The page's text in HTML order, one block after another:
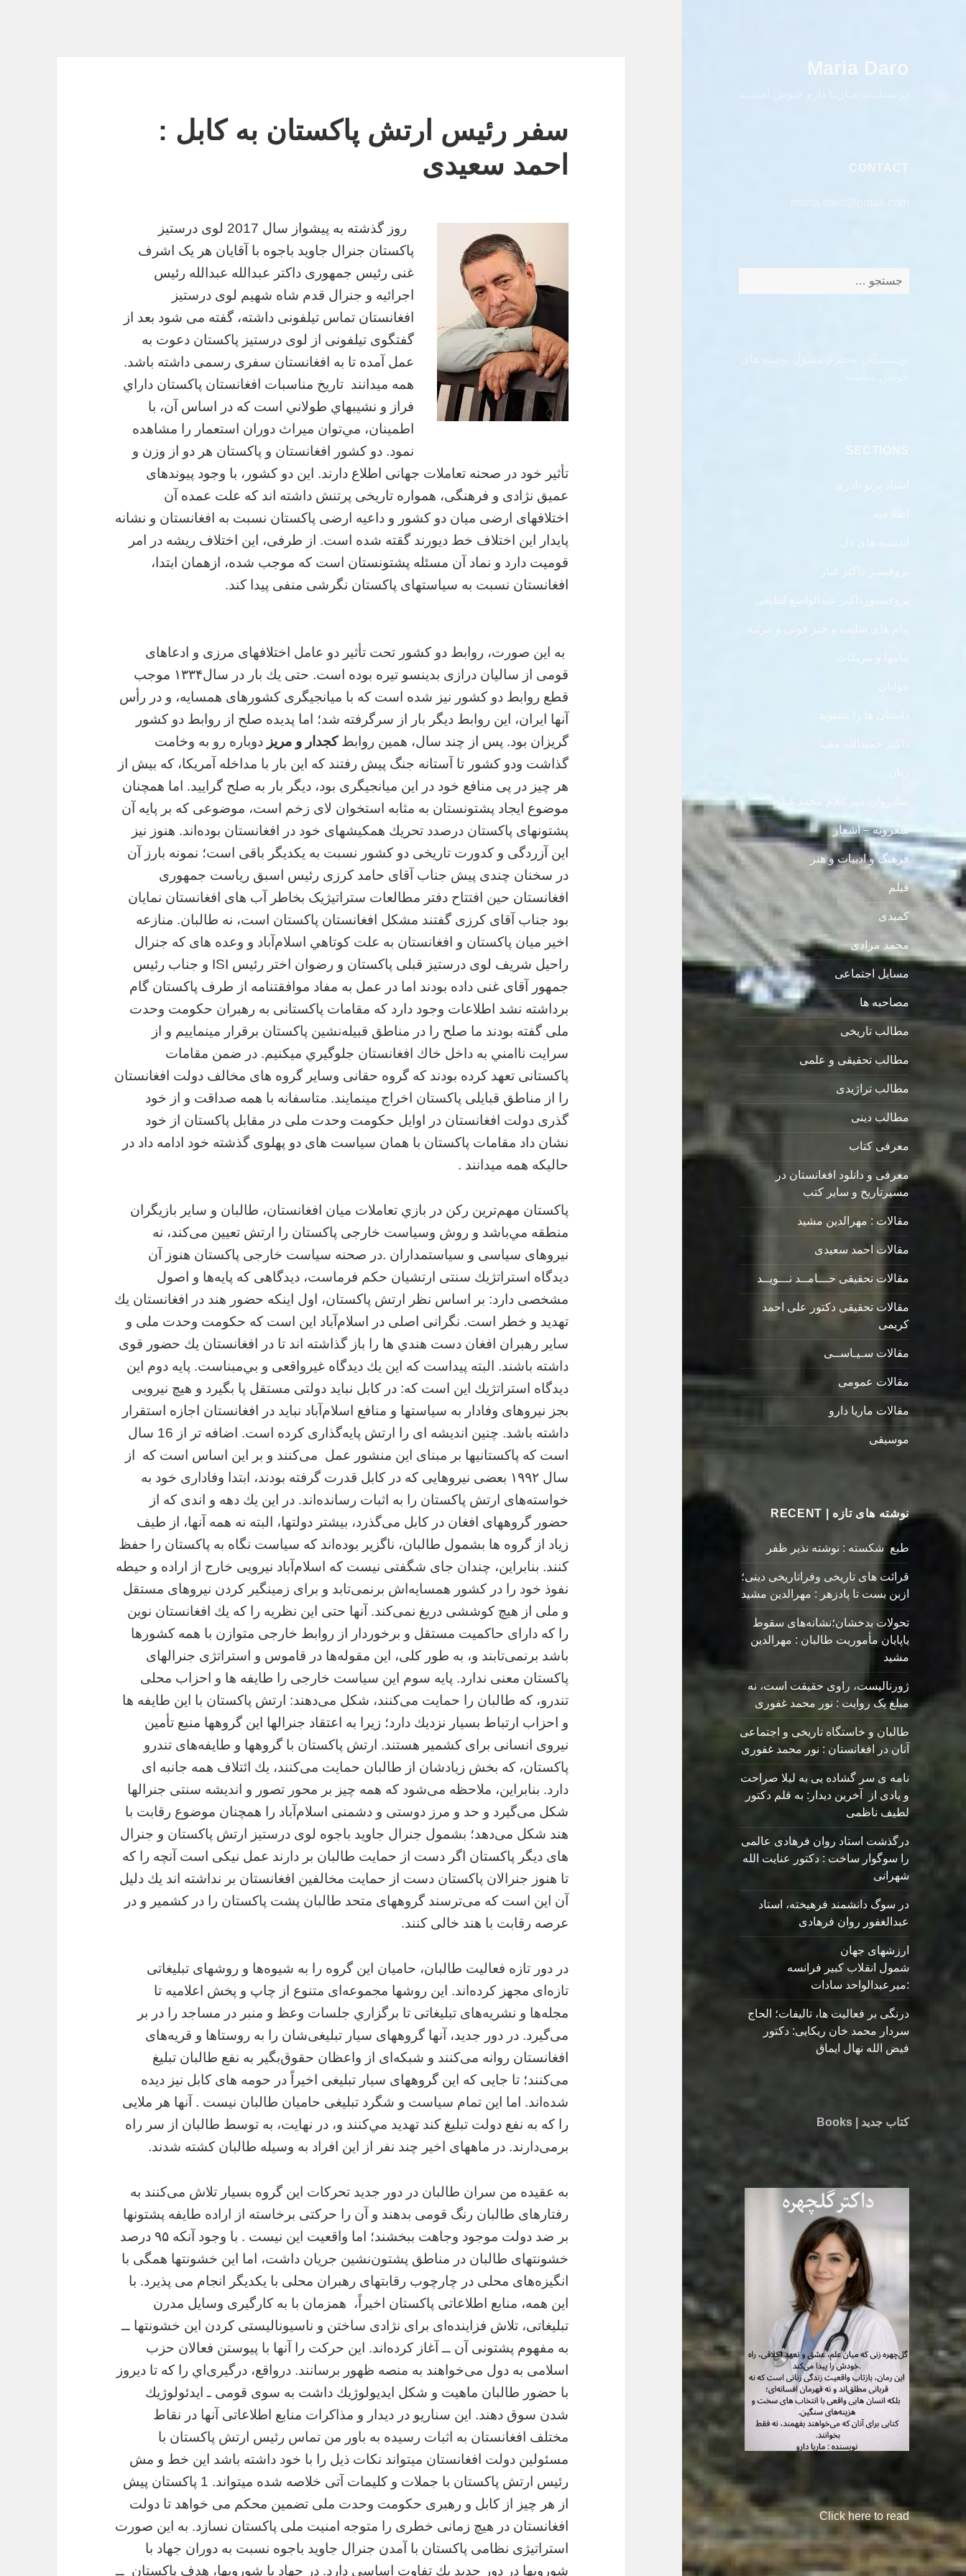
Maria Daro
در سـایـت مـاریـا دارو خـوش آمـدیـد
CONTACT
برای:
نویسندگان محترم مسؤل نوشته های
SECTIONS
استاد پرتو نادری
اطلاعیه
اندیشه های دل
پروفیسر داکتر غبار
پروفیسورداکتر عبدالواسع لطیفی
پیام های سلیت و خبر فوتی و مرثیه
پیامها و تبریکات
جوانان
داستان ها را بشنوید
داکتر حمیدالله مفید
زنان
شادروان میر غلام محمد غبار
شعرونه – اشعار
فرهنگ و ادبیات و هنر
فیلم
کمیدی
محمد مرادی
مسایل اجتماعی
مصاحبه ها
مطالب تاریخی
مطالب تحقیقی و علمی
مطالب تراژیدی
مطالب دینی
معرفی کتاب
معرفی و دانلود افغانستان در
مسیرتاریخ و سایر کتب
مقالات : مهرالدین مشید
مقالات احمد سعیدی
مقالات تحقیقی حـــامــد نـــویــد
مقالات تحقیقی دکتور علی احمد
کریمی
مقالات سـیـاســی
مقالات عمومی
مقالات ماریا دارو
موسیقی
نوشته های تازه | RECENT
طبع شکسته : نوشته نذیر ظفر
قرائت های تاریخی وفراتاریخی دینی؛
ازبن بست تا پادزهر : مهرالدین مشید
تحولات بدخشان؛نشانه‌های سقوط
یاپایان مأموریت طالبان : مهرالدین
مشید
ژورنالیست، راوی حقیقت است، نه
مبلغ یک روایت : نور محمد غفوری
طالبان و خاستگاه تاریخی و اجتماعی
آنان در افغانستان : نور محمد غفوری
نامه ی سر گشاده يی به ليلا صراحت
و یادی از آخرین دیدار: به قلم دکتور
لطیف ناظمی
درگذشت استاد روان فرهادی عالمی
را سوگوار ساخت : دکتور عنایت الله
شهرانی
در سوگ دانشمند فرهیخته، استاد
عبدالغفور روان فرهادی
ارزشهای جهان
شمول انقلاب کبیر فرانسه
:میرعبدالواحد سادات
درنگی بر فعالیت ها، تالیفات؛ الحاج
سردار محمد خان ریکایی: دکتور
فیض الله نهال ایماق
کتاب جدید | Books
Click here to read
سفر رئیس ارتش پاکستان به کابل :
احمد سعیدی
روز گذشته به پیشواز سال 2017 لوی درستیز
پاکستان جنرال جاوید باجوه با آقایان هر یک اشرف
غنی رئیس جمهوری داکتر عبدالله عبدالله رئیس
اجرائیه و جنرال قدم شاه شهیم لوی درستیز
افغانستان تماس تیلفونی داشته، گفته می شود بعد از
گفتگوی تیلفونی از لوی درستیز پاکستان دعوت به
عمل آمده تا به افغانستان سفری رسمی داشته باشد.
همه میدانند تاريخ مناسبات افغانستان پاكستان داراي
فراز و نشيبهاي طولاني است كه در اساس آن، با
اطمينان، مي‌توان ميراث دوران استعمار را مشاهده
نمود. دو كشور افغانستان و پاكستان هر دو از وزن و
تأثير خود در صحنه تعاملات جهانى اطلاع دارند. اين دو كشور، با وجود پيوندهاى
عميق نژادى و فرهنگى، همواره تاريخى پرتنش داشته اند كه علت عمده آن
اختلافهاى ارضى ميان دو كشور و داعيه ارضى پاكستان نسبت به افغانستان و نشانه
پايدار اين اختلاف خط ديورند گقته شده است. از طرفى، اين اختلاف ريشه در امر
قوميت دارد و نماد آن مسئله پشتونستان است كه موجب شده، ازهمان ابتدا،
افغانستان نسبت به سياستهاى پاكستان نگرشى منفى پيدا كند.
به اين صورت، روابط دو كشور تحت تأثير دو عامل اختلافهاى مرزى و ادعاهاى
قومى از سالیان درازی بدینسو تيره بوده است. حتى يك بار در سال۱۳۳۴ موجب
قطع روابط دو كشور نیز شده است كه با ميانجيگرى كشورهاى همسايه، و در رأس
آنها ايران، اين روابط ديگر بار از سرگرفته شد؛ اما پديده صلح از روابط دو كشور
گريزان بود. پس از چند سال، همين روابطكجدار و مريز دوباره رو به وخامت
گذاشت ودو كشور تا آستانه جنگ پيش رفتند كه اين بار با مداخله آمريكا، كه بيش از
هر چيز در پى منافع خود در اين ميانجيگرى بود، ديگر بار به صلح گراييد. اما همچنان
موضوع ايجاد پشتونستان به مثابه استخوان لاى زخم است، موضوعى كه بر پايه آن
پشتونهاى پاكستان درصدد تحريك همكيشهاى خود در افغانستان بوده‌اند. هنوز نيز
اين آزردگى و كدورت تاريخى دو كشور نسبت به يكديگر باقى است؛ نمونه بارز آن
در سخنان چندى پيش جناب آقای حامد کرزی رئیس اسبق ریاست جمهوری
افغانستان حین افتتاح دفتر مطالعات ستراتیژیک بخاطر آب های افغانستان نمايان
بود جناب آقای کرزی گفتند مشكل افغانستان پاكستان است، نه طالبان. منازعه
اخير ميان پاكستان و افغانستان به علت كوتاهي اسلام‌آباد و وعده های که جنرال
راحیل شریف لوی درستیز قبلی پاکستان و رضوان اختر رئیس ISI و جناب رئیس
جمهور آقای غنی داده بودند اما در عمل به مفاد موافقتنامه‌ از طرف پاکستان گام
برداشته نشد اطلاعات وجود دارد که مقامات پاکستانی به رهبران حکومت وحدت
ملی گفته بودند ما صلح را در مناطق قبيله‌نشين پاكستان برقرار مینماییم و از
سرايت ناامني به داخل خاك افغانستان جلوگيري میکنیم. در ضمن مقامات
پاکستانی تعهد کرده بودند که گروه حقانی وسایر گروه های مخالف دولت افغانستان
را از مناطق قبایلی پاکستان اخراج مینمایند. متاسفانه با همه صداقت و از خود
گذری دولت افغانستان در اوایل حکومت وحدت ملی در مقابل پاکستان از خود
نشان داد مقامات پاکستان با همان سیاست های دو پهلوی گذشته خود ادامه داد در
حالیکه همه میدانند .
پاكستان مهم‌ترين ركن در بازي تعاملات ميان افغانستان، طالبان و ساير بازيگران
منطقه مي‌باشد و روش وسياست خارجى پاكستان را ارتش تعيين مى‌كند، نه
نيروهاى سياسى و سياستمداران .در صحنه سياست خارجى پاكستان هنوز آن
ديدگاه استراتژيك سنتى ارتشيان حكم فرماست، ديدگاهى كه پايه‌ها و اصول
مشخصى دارد: بر اساس نظر ارتش پاكستان، اول اينكه حضور هند در افغانستان يك
تهديد و خطر است. نگرانى اصلى در اسلام‌آباد اين است كه حکومت وحدت ملی و
ساير رهبران افغان دست هندي ها را باز گذاشته اند تا در افغانستان يك حضور قوى
داشته باشند. البته پيداست كه اين يك ديدگاه غيرواقعى و بي‌مبناست. پايه دوم اين
ديدگاه استراتژيك اين است كه: در كابل نبايد دولتى مستقل پا بگيرد و هيچ نيرويى
بجز نيروهاى وفادار به سياستها و منافع اسلام‌آباد نبايد در افغانستان اجازه استقرار
داشته باشد. چنين انديشه اى را ارتش پايه‌گذارى كرده است. اضافه تر از 16 سال
است كه پاكستانيها بر مبناى اين منشور عمل مى‌كنند و بر اين اساس است كه
از
سال ۱۹۹۲ بعضی نيروهايى كه در كابل قدرت گرفته‌ بودند، ابتدا وفادارى خود به
خواسته‌هاى ارتش پاكستان را به اثبات رسانده‌اند. در اين يك دهه و اندى كه از
حضور گروههاى افغان در كابل مى‌گذرد، بيشتر دولتها، البته نه همه آنها، از طيف
زياد از گروه ها بشمول طالبان، ناگزير بوده‌اند كه سياست نگاه به پاكستان را حفظ
كنند. بنابراين، چندان جاى شگفتى نيست كه اسلام‌آباد نيرويى خارج از اراده و حيطه
نفوذ خود را در كشور همسايه‌اش برنمى‌تابد و براى زمينگير كردن نيروهاى مستقل
و ملى از هيچ كوششى دريغ نمى‌كند. آنها حتى اين نظريه را كه يك افغانستان نوين
را كه داراى حاكميت مستقل و برخوردار از روابط خارجى متوازن با همه كشورها
باشد برنمى‌تابند و، به طور كلى، اين مقوله‌ها در قاموس و استراتژى جنرالهاى
پاكستان معنى ندارد. پايه سوم اين سياست خارجى را طايفه ها و احزاب محلى
تندرو، كه طالبان را حمايت مى‌كنند، شكل مى‌دهند: ارتش پاكستان با اين طايفه ها
و احزاب ارتباط بسيار نزديك دارد؛ زيرا به اعتقاد جنرالها اين گروهها منبع تأمين
نيروى انسانى براى كشمير هستند. ارتش پاكستان با گروهها و طايفه‌هاى تندرو
پاكستان، كه بخش زيادشان از طالبان حمايت مى‌كنند، يك ائتلاف همه جانبه ای
دارد. بنابراين، ملاحظه مى‌شود كه همه چيز بر محور تصور و انديشه سنتى جنرالها
شكل مى‌گيرد و حد و مرز دوستى و دشمنى اسلام‌آباد را همچنان موضوع رقابت با
هند شكل مى‌دهد؛ بشمول جنرال جاوید باجوه لوی درستیز ارتش پاکستان و جنرال
های دیگر پاکستان اگر دست از حمايت طالبان بر دارند عمل نیکی است آنچه را که
تا هنوز جنرالان پاکستان دست از حمایت مخالفین افغانستان بر نداشته اند يك دليل
آن اين است كه مى‌ترسند گروههاى متحد طالبان پشت پاكستان را در كشمير و در
عرصه رقابت با هند خالى كنند.
در دور تازه فعاليت طالبان، حاميان اين گروه را به شيوه‌ها و روشهاى تبليغاتى
تازه‌اى مجهز كرده‌اند. اين روشها مجموعه‌اى متنوع از چاپ و پخش اعلاميه تا
مجله‌ها و نشريه‌هاى تبليغاتى تا برگزاري جلسات وعظ و منبر در مساجد را در بر
مى‌گيرد. در دور جديد، آنها گروههاى سيار تبليغى‌شان را به روستاها و قريه‌هاى
افغانستان روانه مى‌كنند و شبكه‌اى از واعظان حقوق‌بگير به نفع طالبان تبليغ
مى‌كنند؛ تا جايى كه اين گروههاى سيار تبليغى اخيراً در حومه هاى كابل نيز ديده
شده‌اند. اما اين تمام سياست و شگرد تبليغى حاميان طالبان نيست . آنها هر ملايى
را كه به نفع دولت تبليغ كند تهديد مي‌كنند و، در نهايت، به توسط طالبان از سر راه
برمى‌دارند. در ماههاى اخير چند نفر از اين افراد به وسيله طالبان كشته شدند.
به عقيده من سران طالبان در دور جديد تحركات اين گروه بسيار تلاش مى‌كنند به
رفتارهاى طالبان رنگ قومى بدهند و آن را حركتى برخاسته از اراده طايفه پشتونها
بر ضد دولت موجود وجاهت ببخشند؛ اما واقعيت اين نيست . با وجود آنكه ۹۵ درصد
خشونتهاى طالبان در مناطق پشتون‌نشين جريان داشت، اما اين خشونتها همگى با
انگيزه‌هاى محلى در چارچوب رقابتهاى رهبران محلى با يكديگر انجام مى پذيرد. با
اين همه، منابع اطلاعاتى پاكستان اخيراً،
همزمان با به كارگيرى وسايل مدرن
تبليغاتى، تلاش فزاينده‌اى براى نژادى ساختن و ناسيوناليستى كردن اين خشونتها ــ
به مفهوم پشتونى آن ــ آغاز كرده‌اند. اين حركت را آنها با پيوستن فعالان حزب
اسلامى به دول مى‌خواهند به منصه ظهور برسانند. درواقع، درگيرى‌اي را كه تا ديروز
با حضور طالبان ماهيت و شكل ايديولوژيك داشت به سوى قومى ـ ايدئولوژيك
شدن سوق دهند. اين سناريو در ديدار و مذاكرات منابع اطلاعاتى آنها در نقاط
مختلف افغانستان به اثبات رسیده به باور من تماس رئیس ارتش پاکستان با
مسئولین دولت افغانستان میتواند نکات ذیل را با خود داشته باشد این خط و مش
رئیس ارتش پاکستان با جملات و کلیمات آتی خلاصه شده میتواند. 1 پاكستان پيش
از هر چيز از كابل و رهبری حکومت وحدت ملی تضمين محكم مى خواهد تا دولت
افغانستان در هيچ زمانى خطرى را متوجه امنيت ملى پاكستان نسازد. به اين صورت
استراتیژى نظامى پاكستان با آمدن جنرال جاوید باجوه نسبت به دوران جهاد با
شورويها در دور جديد يك تفاوت اساسى دارد. در جهاد با شورويها، هدف پاكستان ــ